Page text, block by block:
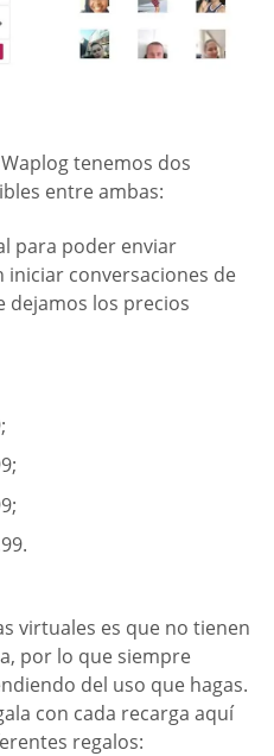
tenemos dos
entre ambas:
para poder enviar
conversaciones de
dejamos los precios
virtuales es que no tienen
por lo que siempre
del uso que hagas.
con cada recarga aquí
regalos: